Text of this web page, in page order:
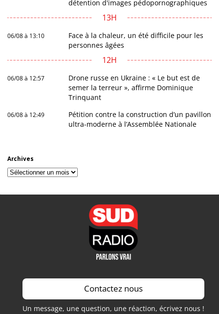
détention d'images pédopornographiques
13H
06/08 à 13:10
Face à la chaleur, un été difficile pour les
personnes âgées
12H
06/08 à 12:57
Drone russe en Ukraine : « Le but est de
semer la terreur », affirme Dominique
Trinquant
06/08 à 12:49
Pétition contre la construction d’un pavillon
ultra-moderne à l’Assemblée Nationale
Archives
Archives
Contactez nous
Un message, une question, une réaction, écrivez nous !